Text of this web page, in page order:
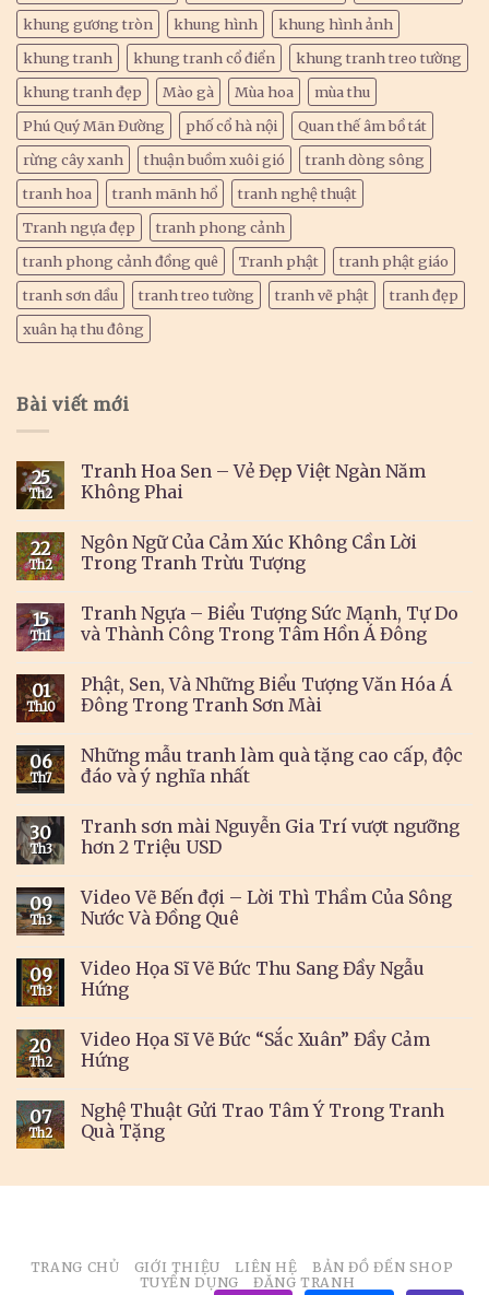
khung gương tròn
khung hình
khung hình ảnh
khung tranh
khung tranh cổ điển
khung tranh treo tường
khung tranh đẹp
Mào gà Mùa hoa
mùa thu
Phú Quý Mãn Đường
phố cổ hà nội
Quan thế âm bồ tát
rừng cây xanh
thuận buồm xuôi gió
tranh dòng sông
tranh hoa
tranh mãnh hổ
tranh nghệ thuật
Tranh ngựa đẹp
tranh phong cảnh
tranh phong cảnh đồng quê
Tranh phật
tranh phật giáo
tranh sơn dầu
tranh treo tường tranh vẽ phật
tranh đẹp
xuân hạ thu đông
Bài viết mới
25
Th2
Tranh Hoa Sen – Vẻ Đẹp Việt Ngàn Năm
Không Phai
22
Th2
Ngôn Ngữ Của Cảm Xúc Không Cần Lời
Trong Tranh Trừu Tượng
15
Th1
Tranh Ngựa – Biểu Tượng Sức Mạnh, Tự Do
và Thành Công Trong Tâm Hồn Á Đông
01
Th10
Phật, Sen, Và Những Biểu Tượng Văn Hóa Á
Đông Trong Tranh Sơn Mài
06
Th7
Những mẫu tranh làm quà tặng cao cấp, độc
đáo và ý nghĩa nhất
30
Th3
Tranh sơn mài Nguyễn Gia Trí vượt ngưỡng
hơn 2 Triệu USD
09
Th3
Video Vẽ Bến đợi – Lời Thì Thầm Của Sông
Nước Và Đồng Quê
09
Th3
Video Họa Sĩ Vẽ Bức Thu Sang Đầy Ngẫu
Hứng
20
Th2
Video Họa Sĩ Vẽ Bức “Sắc Xuân” Đầy Cảm
Hứng
07
Th2
Nghệ Thuật Gửi Trao Tâm Ý Trong Tranh
Quà Tặng
TRANG CHỦ GIỚI THIỆU LIÊN HỆ
BẢN ĐỒ ĐẾN SHOP
TUYỂN DỤNG
ĐĂNG TRANH